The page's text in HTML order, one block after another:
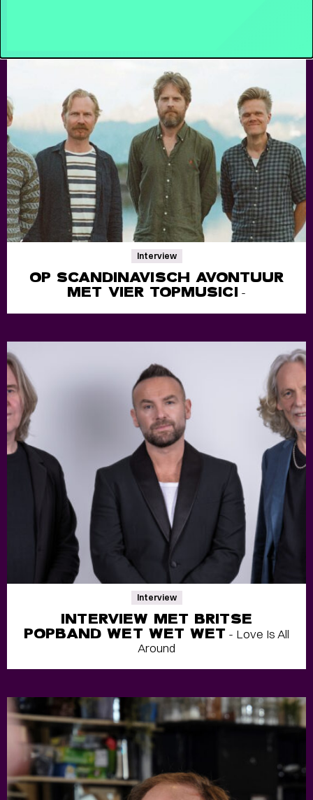
Interview
OP SCANDINAVISCH AVONTUUR
MET VIER TOPMUSICI -
Interview
INTERVIEW MET BRITSE
POPBAND WET WET WET - Love Is All
Around